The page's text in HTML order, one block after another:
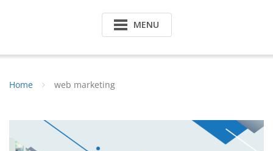
MENU
Home web marketing